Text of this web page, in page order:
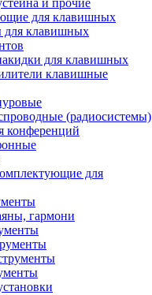
и прочие
для клавишных
для клавишных
для клавишных
клавишные
(радиосистемы)
конференций
для
гармони